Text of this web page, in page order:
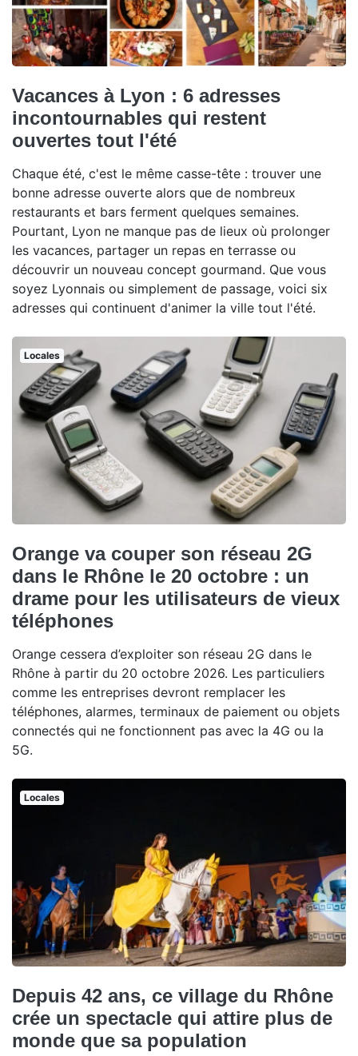
Vacances à Lyon : 6 adresses
incontournables qui restent
ouvertes tout l'été
Chaque été, c'est le même casse-tête : trouver une
bonne adresse ouverte alors que de nombreux
restaurants et bars ferment quelques semaines.
Pourtant, Lyon ne manque pas de lieux où prolonger
les vacances, partager un repas en terrasse ou
découvrir un nouveau concept gourmand. Que vous
soyez Lyonnais ou simplement de passage, voici six
adresses qui continuent d'animer la ville tout l'été.
Locales
Orange va couper son réseau 2G
dans le Rhône le 20 octobre : un
drame pour les utilisateurs de vieux
téléphones
Orange cessera d’exploiter son réseau 2G dans le
Rhône à partir du 20 octobre 2026. Les particuliers
comme les entreprises devront remplacer les
téléphones, alarmes, terminaux de paiement ou objets
connectés qui ne fonctionnent pas avec la 4G ou la
5G.
Locales
Depuis 42 ans, ce village du Rhône
crée un spectacle qui attire plus de
monde que sa population